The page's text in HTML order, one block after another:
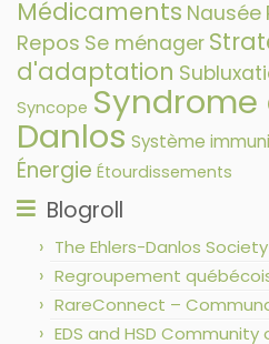
Médicaments Nausée
Repos Se ménager
d'adaptation
Syncope Syndrome
Danlos Système
Énergie Étourdissements
Blogroll
The Ehlers-Danlos Society
Regroupement
RareConnect –
EDS and HSD Community